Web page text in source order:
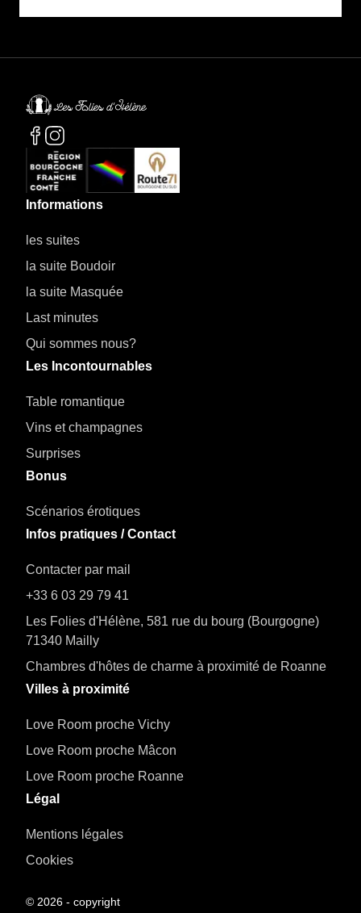
Informations
les suites
la suite Boudoir
la suite Masquée
Last minutes
Qui sommes nous?
Les Incontournables
Table romantique
Vins et champagnes
Surprises
Bonus
Scénarios érotiques
Infos pratiques / Contact
Contacter par mail
+33 6 03 29 79 41
Les Folies d'Hélène, 581 rue du bourg (Bourgogne)
71340 Mailly
Chambres d'hôtes de charme à proximité de Roanne
Villes à proximité
Love Room proche Vichy
Love Room proche Mâcon
Love Room proche Roanne
Légal
Mentions légales
Cookies
© 2026 - copyright